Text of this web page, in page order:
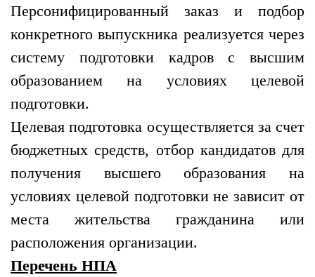
Персонифицированный заказ и подбор
конкретного выпускника реализуется через
систему подготовки кадров с высшим
образованием на условиях целевой
подготовки.
Целевая подготовка осуществляется за счет
бюджетных средств, отбор кандидатов для
получения высшего образования на
условиях целевой подготовки не зависит от
места жительства гражданина или
расположения организации.
Перечень НПА